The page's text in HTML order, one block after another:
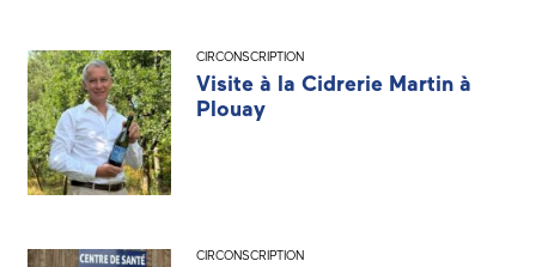
CIRCONSCRIPTION
Visite à la Cidrerie Martin à
Plouay
CIRCONSCRIPTION